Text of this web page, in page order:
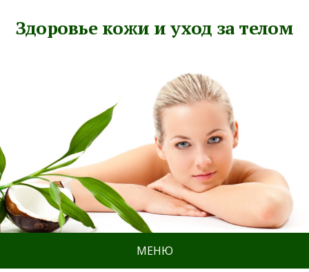
Здоровье кожи и уход за телом
МЕНЮ